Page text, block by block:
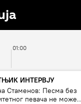
01:00
ИНТЕРВЈУ
Стаменов: Песма без
певача не може